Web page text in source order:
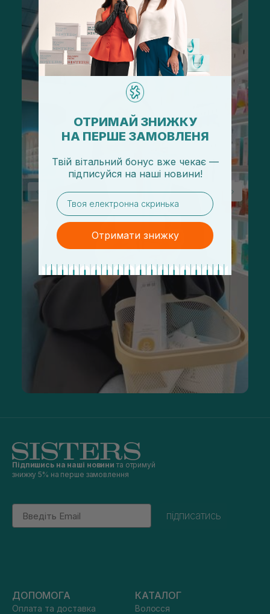
Підпишись на наші новини та отримуй
знижку 5% на перше замовлення
Email
підписатись
ДОПОМОГА
Оплата та доставка
КАТАЛОГ
Волосся
ОТРИМАЙ ЗНИЖКУ
НА ПЕРШЕ ЗАМОВЛЕНЯ
Твій вітальний бонус вже чекає —
підписуйся на наші новини!
email
Отримати знижку